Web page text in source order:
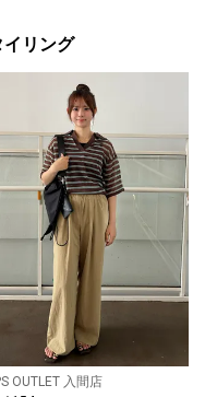
イリング
OUTLET 入間店